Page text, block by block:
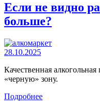
Если не видно
больше?
28.10.2025
Качественная
«черную» зону.
Подробнее